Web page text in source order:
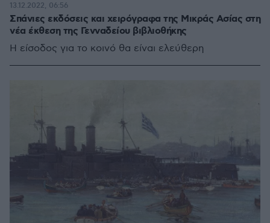
Σπάνιες εκδόσεις και χειρόγραφα της Μικράς Ασίας στη
νέα έκθεση της Γενναδείου βιβλιοθήκης
Η είσοδος για το κοινό θα είναι ελεύθερη
13.12.2022, 06:56